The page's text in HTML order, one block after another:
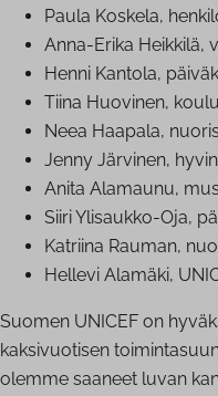
Paula Koskela,
Anna-Erika Heikkilä,
Henni Kantola,
Tiina Huovinen,
Neea Haapala,
Jenny Järvinen,
Anita Alamaunu,
Siiri Ylisaukko-Oja,
Katriina Rauman,
Hellevi Alamäki,
Suomen UNICEF on
kaksivuotisen
olemme saaneet luvan